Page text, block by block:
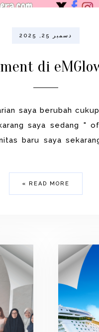
دسمبر 25, 2025
di
saya berubah
saya sedang "
baru saya
READ MORE »